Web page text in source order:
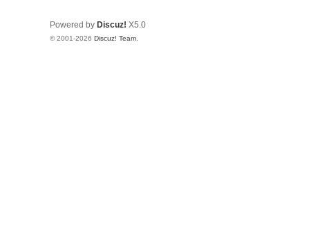
Powered by Discuz! X5.0
© 2001-2026 Discuz! Team